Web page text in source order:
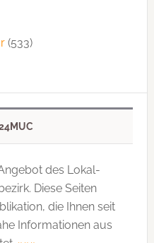
(533)
des Lokal-
Diese Seiten
die Ihnen seit
Informationen aus